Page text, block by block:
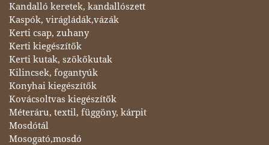
Kandalló keretek, kandallószett
Kaspók, virágládák,vázák
Kerti csap, zuhany
Kerti kiegészítők
Kerti kutak, szökőkutak
Kilincsek, fogantyúk
Konyhai kiegészítők
Kovácsoltvas kiegészítők
Méteráru, textil, függöny, kárpit
Mosdótál
Mosogató,mosdó